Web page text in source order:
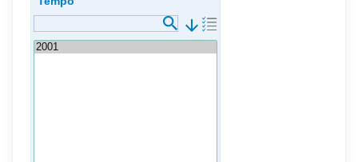
arrow_downward